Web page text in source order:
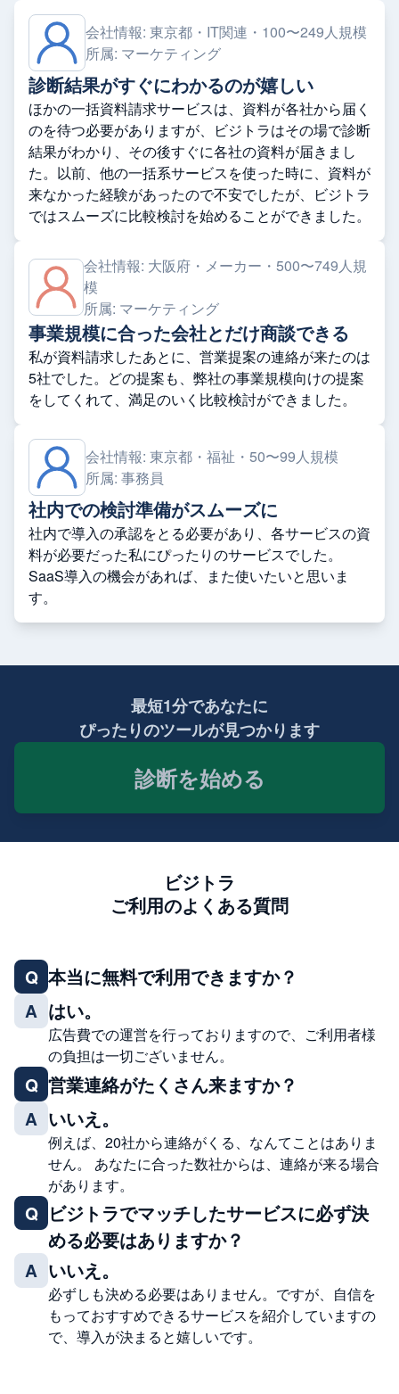
会社情報: 東京都・IT関連・100〜249人規模
所属: マーケティング
診断結果がすぐにわかるのが嬉しい
ほかの一括資料請求サービスは、資料が各社から届く
のを待つ必要がありますが、ビジトラはその場で診断
結果がわかり、その後すぐに各社の資料が届きまし
た。以前、他の一括系サービスを使った時に、資料が
来なかった経験があったので不安でしたが、ビジトラ
ではスムーズに比較検討を始めることができました。
会社情報: 大阪府・メーカー・500〜749人規
模
所属: マーケティング
事業規模に合った会社とだけ商談できる
私が資料請求したあとに、営業提案の連絡が来たのは
5社でした。どの提案も、弊社の事業規模向けの提案
をしてくれて、満足のいく比較検討ができました。
会社情報: 東京都・福祉・50〜99人規模
所属: 事務員
社内での検討準備がスムーズに
社内で導入の承認をとる必要があり、各サービスの資
料が必要だった私にぴったりのサービスでした。
SaaS導入の機会があれば、また使いたいと思いま
す。
最短1分であなたに
ぴったりのツールが見つかります
診断を始める
ビジトラ
ご利用のよくある質問
Q 本当に無料で利用できますか？
A はい。
広告費での運営を行っておりますので、ご利用者様
の負担は一切ございません。
Q 営業連絡がたくさん来ますか？
A いいえ。
例えば、20社から連絡がくる、なんてことはありま
せん。 あなたに合った数社からは、連絡が来る場合
があります。
Q ビジトラでマッチしたサービスに必ず決
める必要はありますか？
A いいえ。
必ずしも決める必要はありません。ですが、自信を
もっておすすめできるサービスを紹介していますの
で、導入が決まると嬉しいです。